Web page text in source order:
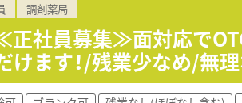
店舗紹介 ～・～
リニック門前で、内科のほか外科・皮
たりの処方箋枚数は60枚程度で薬剤師
な環境です◎
企業情報 ～・～
調剤薬局
≪正社員募集≫面対応で
けます！/残業少なめ/無